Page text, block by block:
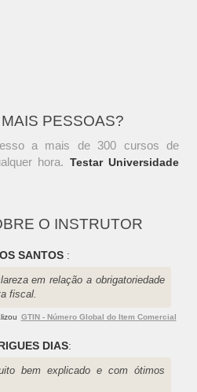
PESSOAS?
a mais de 300 cursos de
hora. Testar Universidade
O INSTRUTOR
SANTOS :
em relação a obrigatoriedade
fiscal.
GTIN - Número Global do Item Comercial
DIAS:
bem explicado e com ótimos